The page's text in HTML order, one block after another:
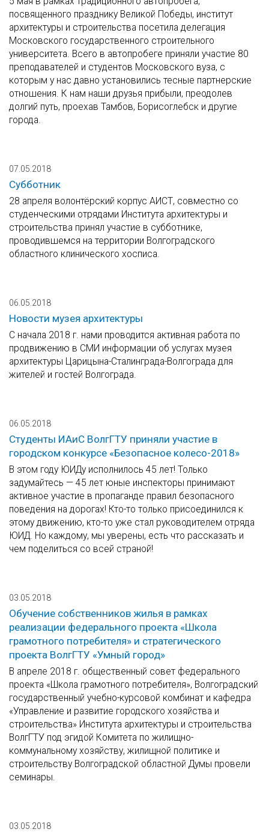
посвященного празднику Великой Победы, институт
архитектуры и строительства посетила делегация
Московского государственного строительного
университета. Всего в автопробеге приняли участие 80
преподавателей и студентов Московского вуза, с
которым у нас давно установились тесные партнерские
отношения. К нам наши друзья прибыли, преодолев
долгий путь, проехав Тамбов, Борисоглебск и другие
города.
07.05.2018
Субботник
28 апреля волонтёрский корпус АИСТ, совместно со
студенческими отрядами Института архитектуры и
строительства принял участие в субботнике,
проводившемся на территории Волгоградского
областного клинического хосписа.
06.05.2018
Новости музея архитектуры
С начала 2018 г. нами проводится активная работа по
продвижению в СМИ информации об услугах музея
архитектуры Царицына-Сталинграда-Волгограда для
жителей и гостей Волгограда.
06.05.2018
Студенты ИАиС ВолгГТУ приняли участие в
городском конкурсе «Безопасное колесо-2018»
В этом году ЮИДу исполнилось 45 лет! Только
задумайтесь — 45 лет юные инспекторы принимают
активное участие в пропаганде правил безопасного
поведения на дорогах! Кто-то только присоединился к
этому движению, кто-то уже стал руководителем отряда
ЮИД. Но каждому, мы уверены, есть что рассказать и
чем поделиться со всей страной!
03.05.2018
Обучение собственников жилья в рамках
реализации федерального проекта «Школа
грамотного потребителя» и стратегического
проекта ВолгГТУ «Умный город»
В апреле 2018 г. общественный совет федерального
проекта «Школа грамотного потребителя», Волгоградский
государственный учебно-курсовой комбинат и кафедра
«Управление и развитие городского хозяйства и
строительства» Института архитектуры и строительства
ВолгГТУ под эгидой Комитета по жилищно-
коммунальному хозяйству, жилищной политике и
строительству Волгоградской областной Думы провели
семинары.
03.05.2018